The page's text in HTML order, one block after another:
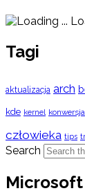
Tagi
aktualizacja arch
kde kernel konwersja
człowieka tips
Search
Microsoft